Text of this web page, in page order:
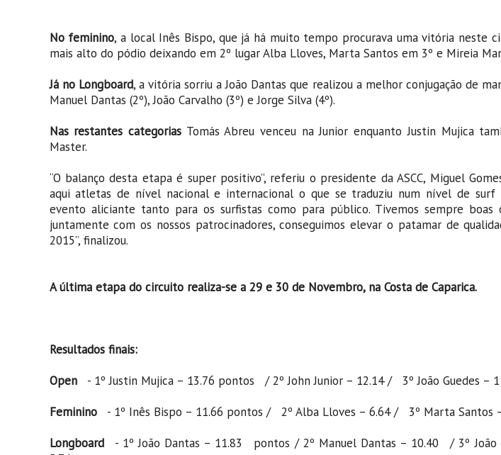
No feminino, a local Inês Bispo, que já há muito tempo procurava uma vitória neste
mais alto do pódio deixando em 2º lugar Alba Lloves, Marta Santos em 3º e Mireia
Já no Longboard, a vitória sorriu a João Dantas que realizou a melhor conjugação de
Manuel Dantas (2º), João Carvalho (3º) e Jorge Silva (4º).
Nas restantes categoriasTomás Abreu venceu na Junior enquanto Justin Mujica
Master.
“O balanço desta etapa é super positivo”, referiu o presidente da ASCC, Miguel
aqui atletas de nível nacional e internacional o que se traduziu num nível de
evento aliciante tanto para os surfistas como para público. Tivemos sempre boas
juntamente com os nossos patrocinadores, conseguimos elevar o patamar de
2015”, finalizou.
A última etapa do circuito realiza-se a 29 e 30 de Novembro, na Costa de Caparica.
Resultados finais:
Open- 1º Justin Mujica – 13.76 pontos / 2º John Junior – 12.14 / 3º João Guedes –
Feminino- 1º Inês Bispo – 11.66 pontos / 2º Alba Lloves – 6.64 / 3º Marta Santos
Longboard
- 1º João Dantas – 11.83 pontos / 2º Manuel Dantas – 10.40 / 3º